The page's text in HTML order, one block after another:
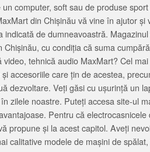
computer, soft sau de produse
din Chișinău vă vine în ajutor
indicată de dumneavoastră.
cu condiția că suma
tehnică audio MaxMart? Cel
accesoriile care țin de acestea,
dezvoltare. Veți găsi cu ușurință un
zilele noastre. Puteți accesa site-ul
Pentru că
propune și la acest capitol. Aveți
calitative modele de mașini de